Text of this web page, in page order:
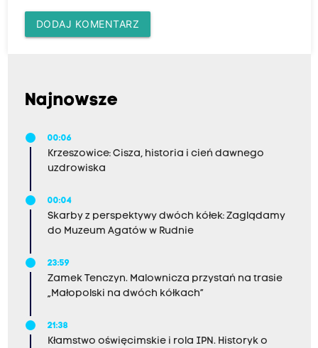
DODAJ KOMENTARZ
Najnowsze
00:06
Krzeszowice: Cisza, historia i cień dawnego
uzdrowiska
00:04
Skarby z perspektywy dwóch kółek: Zaglądamy
do Muzeum Agatów w Rudnie
23:59
Zamek Tenczyn. Malownicza przystań na trasie
„Małopolski na dwóch kółkach”
21:38
Kłamstwo oświęcimskie i rola IPN. Historyk o